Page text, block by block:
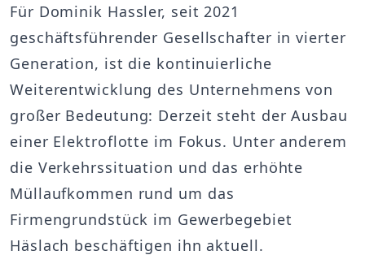
Für Dominik Hassler, seit 2021
geschäftsführender Gesellschafter in vierter
Generation, ist die kontinuierliche
Weiterentwicklung des Unternehmens von
großer Bedeutung: Derzeit steht der Ausbau
einer Elektroflotte im Fokus. Unter anderem
die Verkehrssituation und das erhöhte
Müllaufkommen rund um das
Firmengrundstück im Gewerbegebiet
Häslach beschäftigen ihn aktuell.